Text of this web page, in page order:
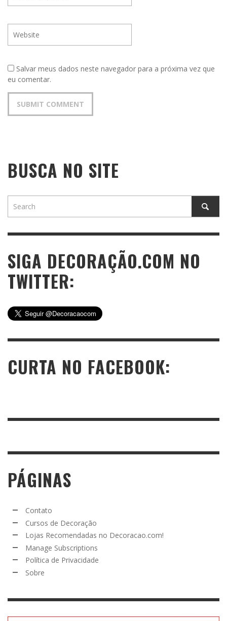
Salvar meus dados neste navegador para a próxima vez que
eu comentar.
BUSCA NO SITE
SIGA DECORAÇÃO.COM NO
TWITTER:
CURTA NO FACEBOOK:
PÁGINAS
Contato
Cursos de Decoração
Lojas Recomendadas no Decoracao.com!
Manage Subscriptions
Política de Privacidade
Sobre